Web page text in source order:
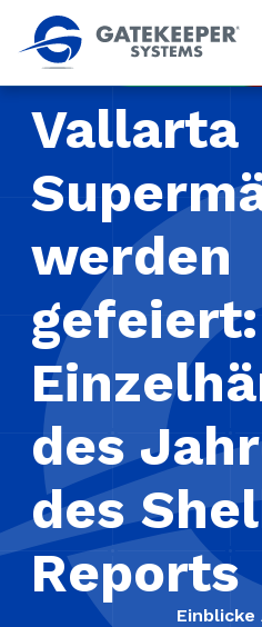
Vallarta
werden
gefeiert:
des
des
Reports